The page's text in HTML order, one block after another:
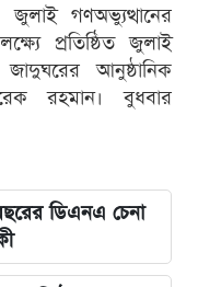
জুলাই গণঅভ্যুত্থানের
প্রতিষ্ঠিত জুলাই
জাদুঘরের আনুষ্ঠানিক
রহমান। বুধবার
ডিএনএ চেনা